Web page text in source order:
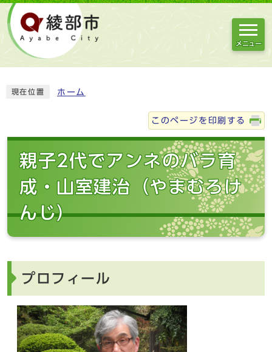
メニュー
現在位置 ホーム
このページを印刷する
親子2代でアンネのバラ育
成・山室建治（やまむろけ
んじ）
プロフィール